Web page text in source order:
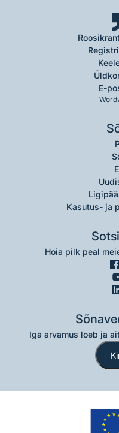
E-
Kasutus- ja
Hoia pilk peal
Iga arvamus loeb ja